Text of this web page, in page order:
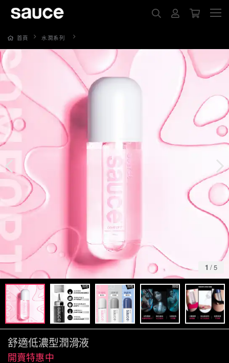
首頁 水潤系列
1 /5
舒適低濃型潤滑液
開賣特惠中